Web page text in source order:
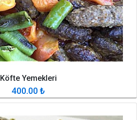
Köfte Yemekleri
400.00₺